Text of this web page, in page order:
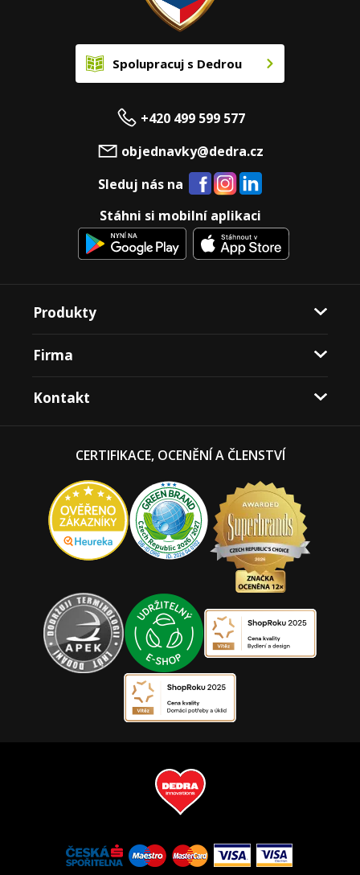
Spolupracuj s Dedrou
+420 499 599 577
objednavky@dedra.cz
Sleduj nás na
Stáhni si mobilní aplikaci
Produkty
Firma
Kontakt
CERTIFIKACE, OCENĚNÍ A ČLENSTVÍ